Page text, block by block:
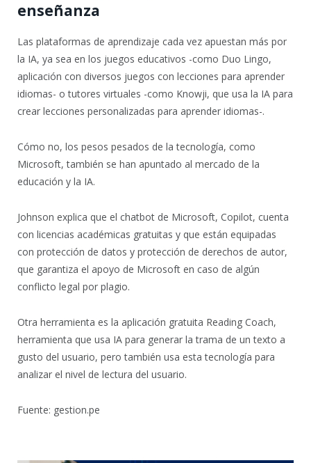
enseñanza
Las plataformas de aprendizaje cada vez apuestan más por
la IA, ya sea en los juegos educativos -como Duo Lingo,
aplicación con diversos juegos con lecciones para aprender
idiomas- o tutores virtuales -como Knowji, que usa la IA para
crear lecciones personalizadas para aprender idiomas-.
Cómo no, los pesos pesados de la tecnología, como
Microsoft, también se han apuntado al mercado de la
educación y la IA.
Johnson explica que el chatbot de Microsoft, Copilot, cuenta
con licencias académicas gratuitas y que están equipadas
con protección de datos y protección de derechos de autor,
que garantiza el apoyo de Microsoft en caso de algún
conflicto legal por plagio.
Otra herramienta es la aplicación gratuita Reading Coach,
herramienta que usa IA para generar la trama de un texto a
gusto del usuario, pero también usa esta tecnología para
analizar el nivel de lectura del usuario.
Fuente: gestion.pe